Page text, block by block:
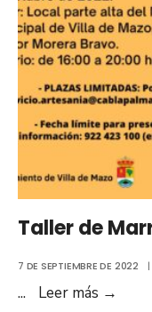
Taller de
7 DE SEPTIEMBRE DE 2022 |
... Leer más →